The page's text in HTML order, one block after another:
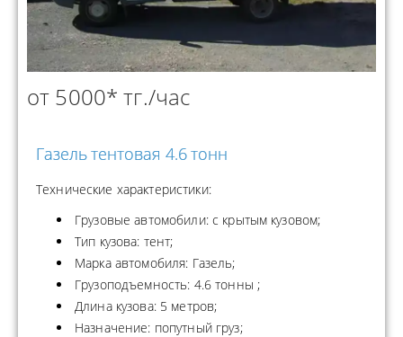
от 5000* тг./час
Газель тентовая 4.6 тонн
Технические характеристики:
Грузовые автомобили: с крытым кузовом;
Тип кузова: тент;
Марка автомобиля: Газель;
Грузоподъемность: 4.6 тонны ;
Длина кузова: 5 метров;
Назначение: попутный груз;